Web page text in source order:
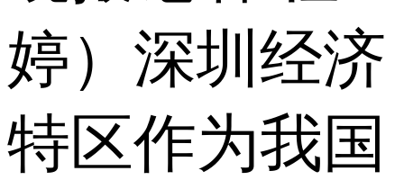
婷）深圳经济
特区作为我国